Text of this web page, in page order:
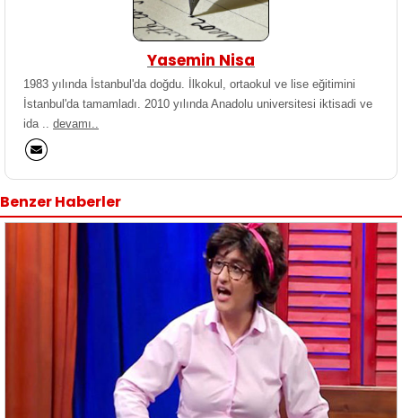
Yasemin Nisa
1983 yılında İstanbul'da doğdu. İlkokul, ortaokul ve lise eğitimini
İstanbul'da tamamladı. 2010 yılında Anadolu universitesi iktisadi ve
ida .. devamı..
Benzer Haberler